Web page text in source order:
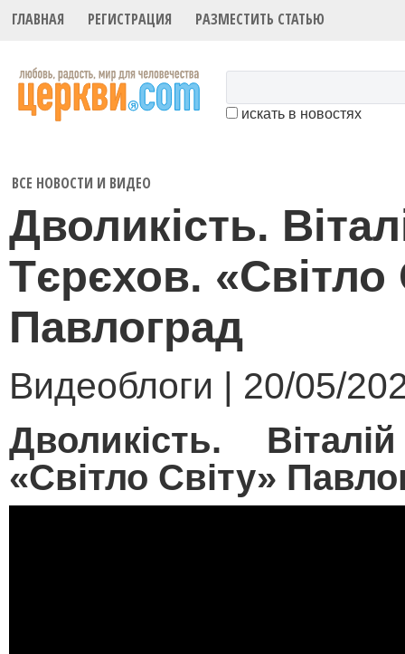
ГЛАВНАЯ РЕГИСТРАЦИЯ РАЗМЕСТИТЬ СТАТЬЮ
искать в новостях
ВСЕ НОВОСТИ И ВИДЕО
Дволикість.
Тєрєхов. «Світло
Павлоград
Видеоблоги | 20/05/
Дволикість.
«Світло Світу»